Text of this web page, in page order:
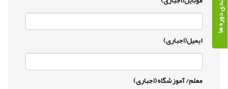
ایمیل(اجباری)
معلم/ آموزشگاه (اجباری)